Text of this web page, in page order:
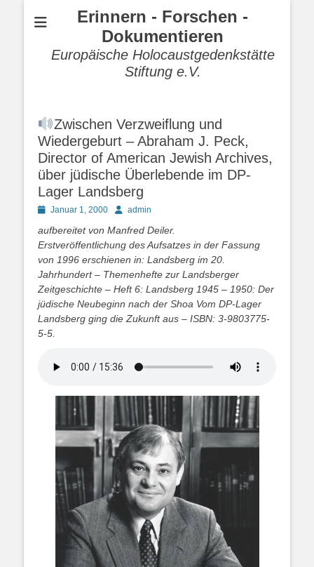
Erinnern - Forschen -
Dokumentieren
Europäische Holocaustgedenkstätte
Stiftung e.V.
Zwischen Verzweiflung und
Wiedergeburt – Abraham J. Peck,
Director of American Jewish Archives,
über jüdische Überlebende im DP-
Lager Landsberg
PostedJanuar 1, 2000 Autoradmin
aufbereitet von Manfred Deiler.
Erstveröffentlichung des Aufsatzes in der Fassung
von 1996 erschienen in: Landsberg im 20.
Jahrhundert – Themenhefte zur Landsberger
Zeitgeschichte – Heft 6: Landsberg 1945 – 1950: Der
jüdische Neubeginn nach der Shoa Vom DP-Lager
Landsberg ging die Zukunft aus – ISBN: 3-9803775-
5-5.